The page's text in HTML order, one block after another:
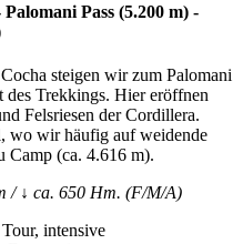
Pass (5.200 m) -
steigen wir zum Palomani
des Trekkings. Hier eröffnen
Felsriesen der Cordillera.
wo wir häufig auf weidende
Camp (ca. 4.616 m).
/ ↓ ca. 650 Hm. (F/M/A)
intensive